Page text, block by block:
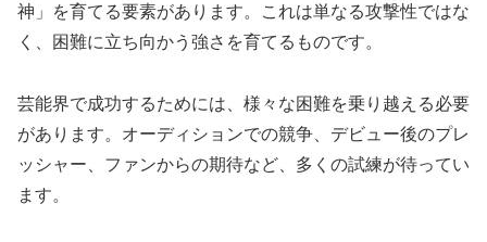
神」を育てる要素があります。これは単なる攻撃性ではな
く、困難に立ち向かう強さを育てるものです。
芸能界で成功するためには、様々な困難を乗り越える必要
があります。オーディションでの競争、デビュー後のプレ
ッシャー、ファンからの期待など、多くの試練が待ってい
ます。